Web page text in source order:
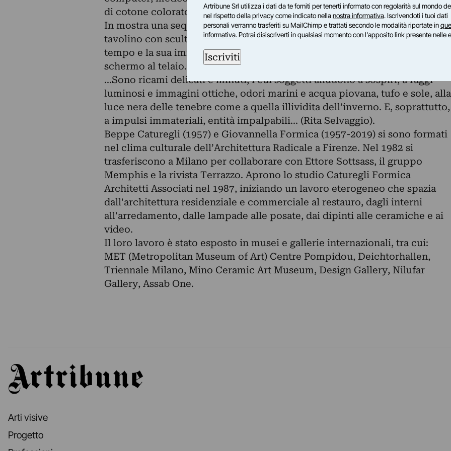
di cotone colorato.
In mostra una sequenza di quarantacinque ricami, due tappeti e un
tavolino con scultura. Opere e arredi che documentano lo scorrere del
tempo e la sua immaterialità, traducendo il tema dell’intreccio dallo
schermo al telaio.
...Sono ricami delicati e minuti, i cui soggetti alludono a sospiri, a raggi
luminosi e immagini ottiche, odori marini e acqua piovana, tufo e sole, alla
luce nera delle tenebre come a quella illividita dell’inverno. E, soprattutto,
a impulsi immateriali, entità impalpabili... (Rita Selvaggio).
Beppe Caturegli (1957) e Giovannella Formica (1957-2019) si sono formati
nel clima culturale dell’Architettura Radicale a Firenze. Nel 1982 si
trasferiscono a Milano per collaborare con Ettore Sottsass, il gruppo
Memphis e la rivista Terrazzo. Aprono lo studio Caturegli Formica
Architetti Associati nel 1987, iniziando un lavoro eterogeneo che spazia
dall'architettura residenziale e commerciale al restauro, dagli interni
all'arredamento, dalle lampade alle posate, dai dipinti alle ceramiche e ai
video.
Il loro lavoro è stato esposto in musei e gallerie internazionali, tra cui:
MET (Metropolitan Museum of Art) Centre Pompidou, Deichtorhallen,
Triennale Milano, Mino Ceramic Art Museum, Design Gallery, Nilufar
Gallery, Assab One.
Artribune
Arti visive
Progetto
Artribune Srl utilizza i dati da te forniti per tenerti informato con regolarità sul mondo
nel rispetto della privacy come indicato nellanostra informativa. Iscrivendoti i tuoi dati
personali verranno trasferiti su MailChimp e trattati secondo le modalità riportate in
informativa. Potrai disiscriverti in qualsiasi momento con l'apposito link presente nelle
Iscriviti